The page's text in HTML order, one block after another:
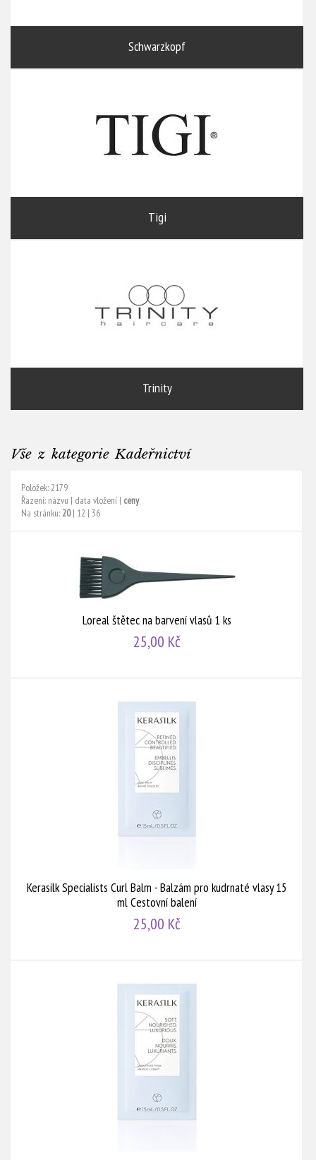
Schwarzkopf
Tigi
Trinity
Vše z kategorie Kadeřnictví
Položek: 2179
Řazení: názvu | data vložení | ceny
Na stránku:20| 12 | 36
Loreal štětec na barvení vlasů 1 ks
25,00 Kč
Kerasilk Specialists Curl Balm - Balzám pro kudrnaté vlasy 15
ml Cestovní balení
25,00 Kč